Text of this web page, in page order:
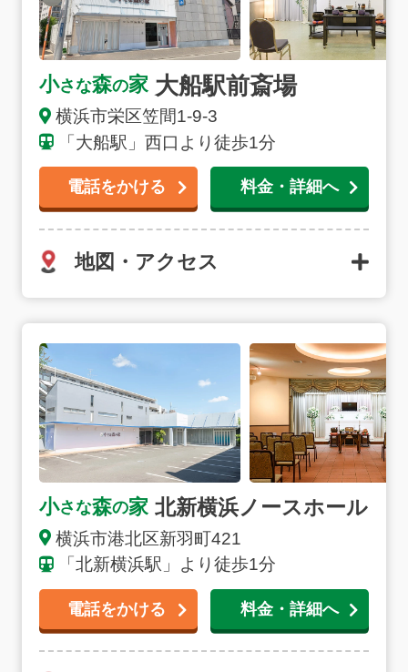
小さな森の家 大船駅前斎場
横浜市栄区笠間1-9-3
「大船駅」西口より徒歩1分
電話をかける 料金・詳細へ
地図・アクセス
小さな森の家 北新横浜ノースホール
横浜市港北区新羽町421
「北新横浜駅」より徒歩1分
電話をかける 料金・詳細へ